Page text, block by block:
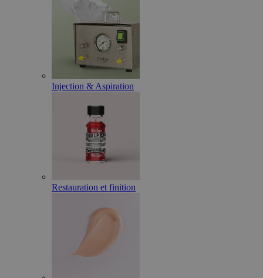
Injection & Aspiration
Restauration et finition